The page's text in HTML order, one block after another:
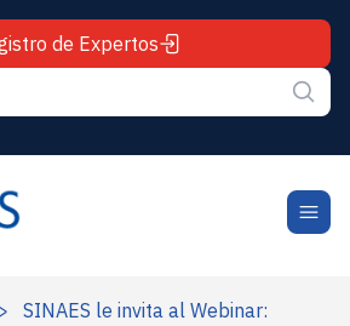
de Expertos
>
SINAES le invita al Webinar: